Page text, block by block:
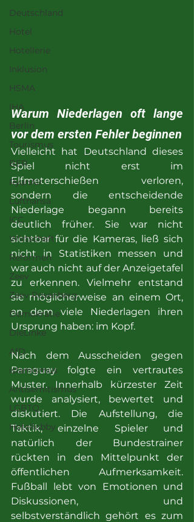
Deutschland
Hotel
Hotellerie
Inklusion
HSMA
IHA
Berlin
Tourismus
BER
RyanAir
Lufthansa
ICC
Wirtschaft
Reformen
Zeev
Zeev Rosenberg
Demokratie
DieLinke
AfD
islamismus
Antisemitismus
LGBTQ
Hotellobby
Warum Niederlagen oft lange
vor dem ersten Fehler beginnen
Vielleicht hat Deutschland dieses
Spiel nicht erst im
Elfmeterschießen verloren,
sondern die entscheidende
Niederlage begann bereits
deutlich früher. Sie war nicht
sichtbar für die Kameras, ließ sich
nicht in Statistiken messen und
war auch nicht auf der Anzeigetafel
zu erkennen. Vielmehr entstand
sie möglicherweise an einem Ort,
an dem viele Niederlagen ihren
Ursprung haben: im Kopf.
Nach dem Ausscheiden gegen
Paraguay folgte ein vertrautes
Muster. Innerhalb kürzester Zeit
wurde analysiert, bewertet und
diskutiert. Die Aufstellung, die
Taktik, einzelne Spieler und
natürlich der Bundestrainer
rückten in den Mittelpunkt der
öffentlichen Aufmerksamkeit.
Fußball lebt von Emotionen und
Diskussionen, und
selbstverständlich gehört es zum